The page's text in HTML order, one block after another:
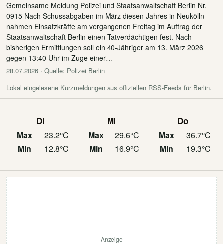
Gemeinsame Meldung Polizei und Staatsanwaltschaft Berlin Nr.
0915 Nach Schussabgaben im März diesen Jahres in Neukölln
nahmen Einsatzkräfte am vergangenen Freitag im Auftrag der
Staatsanwaltschaft Berlin einen Tatverdächtigen fest. Nach
bisherigen Ermittlungen soll ein 40-Jähriger am 13. März 2026
gegen 13:40 Uhr im Zuge einer…
28.07.2026 · Quelle: Polizei Berlin
Lokal eingelesene Kurzmeldungen aus offiziellen RSS-Feeds für Berlin.
Di
Max
23.2°C
Min
12.8°C
Mi
Max
29.6°C
Min
16.9°C
Do
Max
36.7°C
Min
19.3°C
Anzeige